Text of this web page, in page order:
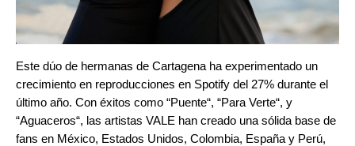
Este dúo de hermanas de Cartagena ha experimentado un
crecimiento en reproducciones en Spotify del 27% durante el
último año. Con éxitos como “Puente“, “Para Verte“, y
“Aguaceros“, las artistas VALE han creado una sólida base de
fans en México, Estados Unidos, Colombia, España y Perú,